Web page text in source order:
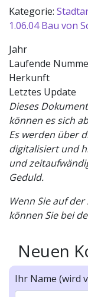
Kategorie:
1.06.04 Bau von
Jahr
Laufende
Herkunft
Letztes Update
Dieses
können es sich
Es werden über
digitalisiert und
und
Geduld.
Wenn Sie auf
können Sie bei
Neuen
Ihr Name (wird